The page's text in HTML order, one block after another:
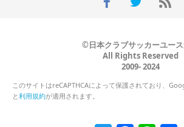
©日本クラブサッカーユー
All Rights Reserved
2009- 2024
このサイトはreCAPTHCAによって保護されており、
と利用規約が適用されます。